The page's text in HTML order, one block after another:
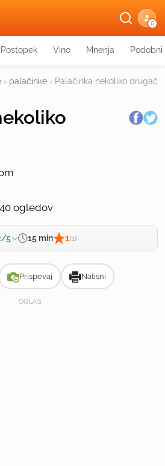
G
Postopek Vino Mnenja
› palačinke › Palačinka nekoliko drugače
ogledov
5 15 min 1(1)
Prispevaj Natisni
OGLAS